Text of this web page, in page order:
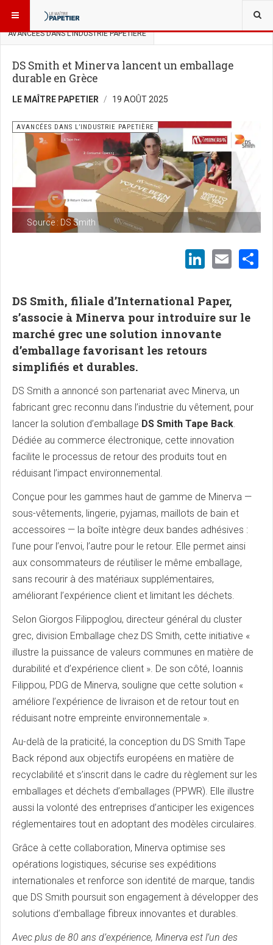
VOUS ÊTES ICI :
AVANCÉES DANS L’INDUSTRIE PAPETIÈRE
DS Smith et Minerva lancent un emballage
durable en Grèce
LE MAÎTRE PAPETIER 19 AOÛT 2025
Source : DS Smith
AVANCÉES DANS L’INDUSTRIE PAPETIÈRE
DS Smith, filiale d’International Paper,
s’associe à Minerva pour introduire sur le
marché grec une solution innovante
d’emballage favorisant les retours
simplifiés et durables.
DS Smith a annoncé son partenariat avec Minerva, un
fabricant grec reconnu dans l’industrie du vêtement, pour
lancer la solution d’emballage DS Smith Tape Back.
Dédiée au commerce électronique, cette innovation
facilite le processus de retour des produits tout en
réduisant l’impact environnemental.
Conçue pour les gammes haut de gamme de Minerva —
sous-vêtements, lingerie, pyjamas, maillots de bain et
accessoires — la boîte intègre deux bandes adhésives :
l’une pour l’envoi, l’autre pour le retour. Elle permet ainsi
aux consommateurs de réutiliser le même emballage,
sans recourir à des matériaux supplémentaires,
améliorant l’expérience client et limitant les déchets.
Selon Giorgos Filippoglou, directeur général du cluster
grec, division Emballage chez DS Smith, cette initiative «
illustre la puissance de valeurs communes en matière de
durabilité et d’expérience client ». De son côté, Ioannis
Filippou, PDG de Minerva, souligne que cette solution «
améliore l’expérience de livraison et de retour tout en
réduisant notre empreinte environnementale ».
Au-delà de la praticité, la conception du DS Smith Tape
Back répond aux objectifs européens en matière de
recyclabilité et s’inscrit dans le cadre du règlement sur les
emballages et déchets d’emballages (PPWR). Elle illustre
aussi la volonté des entreprises d’anticiper les exigences
réglementaires tout en adoptant des modèles circulaires.
Grâce à cette collaboration, Minerva optimise ses
opérations logistiques, sécurise ses expéditions
internationales et renforce son identité de marque, tandis
que DS Smith poursuit son engagement à développer des
solutions d’emballage fibreux innovantes et durables.
Avec plus de 80 ans d’expérience, Minerva est l’un des